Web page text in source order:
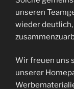
unseren
wieder deutlich,
Wir freuen uns
unserer